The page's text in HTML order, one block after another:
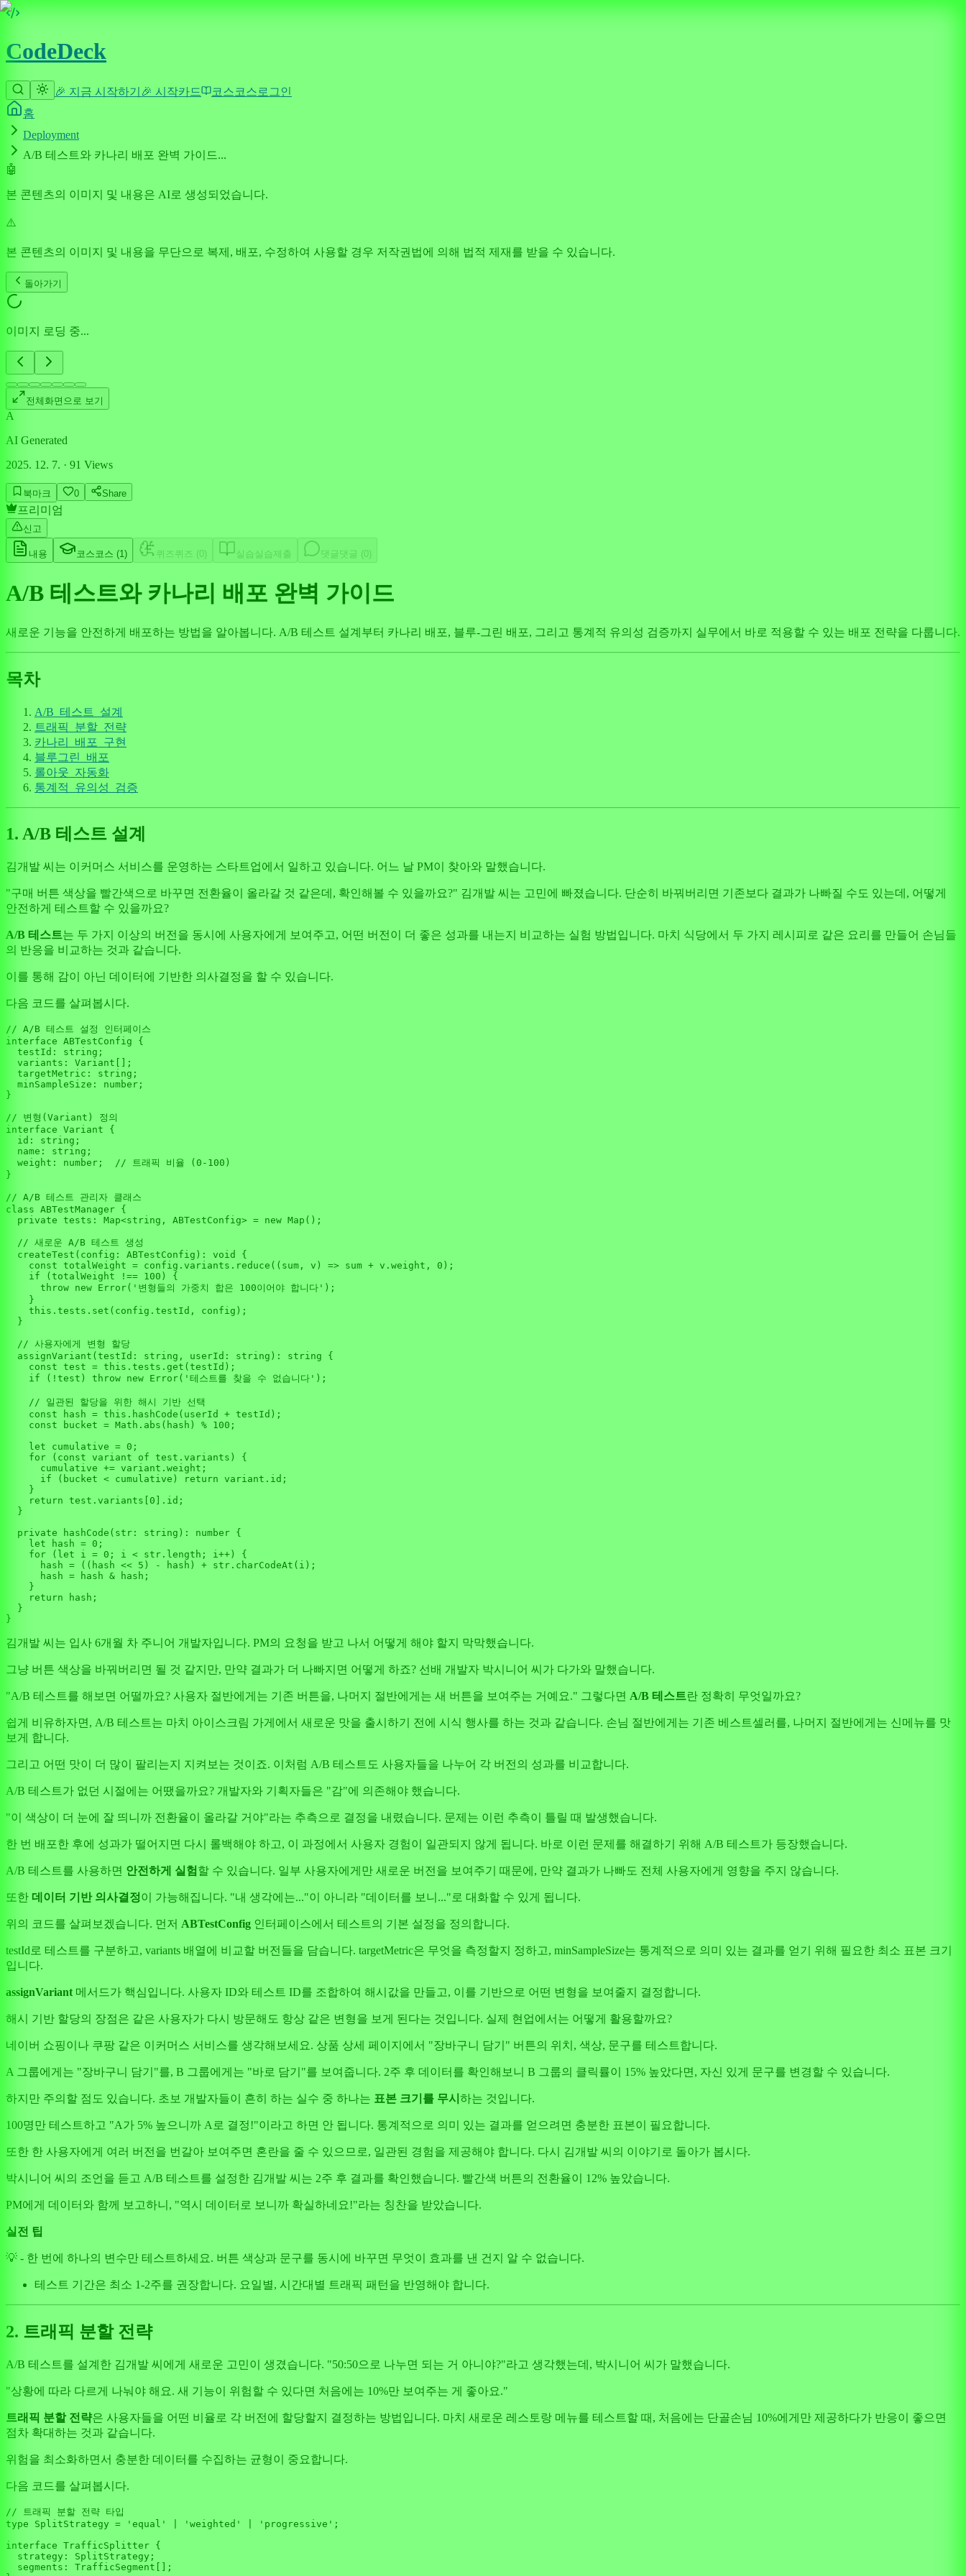
CodeDeck
🎉 지금 시작하기 🎉 시작카드 코스코스 로그인
홈
Deployment
A/B 테스트와 카나리 배포 완벽 가이드...
🤖
본 콘텐츠의 이미지 및 내용은 AI로 생성되었습니다.
⚠️
본 콘텐츠의 이미지 및 내용을 무단으로 복제, 배포, 수정하여 사용할 경우 저작권법에 의해 법적 제재를 받을 수 있습니다.
돌아가기
이미지 로딩 중...
전체화면으로 보기
A
AI Generated
2025. 12. 7. · 91 Views
북마크 0 Share
프리미엄
신고
내용 코스 코스 (1 ) 퀴즈 퀴즈 (0 ) 실습실습제출 댓글 댓글 (0 )
A/B 테스트와 카나리 배포 완벽 가이드
새로운 기능을 안전하게 배포하는 방법을 알아봅니다. A/B 테스트 설계부터 카나리 배포, 블루-그린 배포, 그리고 통계적 유의성 검증까지 실무에서 바로 적용할 수 있는 배포 전략을 다룹니다.
목차
A/B_테스트_설계
트래픽_분할_전략
카나리_배포_구현
블루그린_배포
롤아웃_자동화
통계적_유의성_검증
1. A/B 테스트 설계
김개발 씨는 이커머스 서비스를 운영하는 스타트업에서 일하고 있습니다. 어느 날 PM이 찾아와 말했습니다.
"구매 버튼 색상을 빨간색으로 바꾸면 전환율이 올라갈 것 같은데, 확인해볼 수 있을까요?" 김개발 씨는 고민에 빠졌습니다. 단순히 바꿔버리면 기존보다 결과가 나빠질 수도 있는데, 어떻게
안전하게 테스트할 수 있을까요?
A/B 테스트는 두 가지 이상의 버전을 동시에 사용자에게 보여주고, 어떤 버전이 더 좋은 성과를 내는지 비교하는 실험 방법입니다. 마치 식당에서 두 가지 레시피로 같은 요리를 만들어 손님들
의 반응을 비교하는 것과 같습니다.
이를 통해 감이 아닌 데이터에 기반한 의사결정을 할 수 있습니다.
다음 코드를 살펴봅시다.
// A/B 테스트 설정 인터페이스
interface ABTestConfig {
testId : string ;
variants : Variant [];
targetMetric : string ;
minSampleSize : number ;
}
// 변형(Variant) 정의
interface Variant {
id : string ;
name : string ;
weight : number ; // 트래픽 비율 (0-100)
}
// A/B 테스트 관리자 클래스
class ABTestManager {
private
tests : Map<string , ABTestConfig> = new Map ();
// 새로운 A/B 테스트 생성
createTest ( config : ABTestConfig ): void
{
const totalWeight = config. variants . reduce ( ( sum, v ) => sum + v. weight , 0 );
if (totalWeight !== 100 ) {
throw new Error( '변형들의 가중치 합은 100이어야 합니다' );
    }
this . tests . set (config. testId , config);
  }
// 사용자에게 변형 할당
assignVariant ( testId : string , userId : string ): string {
const test = this . tests . get (testId);
if (!test) throw new Error( '테스트를 찾을 수 없습니다' );
// 일관된 할당을 위한 해시 기반 선택
const hash = this . hashCode (userId + testId);
const bucket = Math . abs (hash) % 100 ;
let cumulative = 0 ;
for ( const variant of test. variants ) {
      cumulative += variant.
weight ;
if (bucket < cumulative) return variant. id ;
    }
return test. variants 0 ]. id ;
  }
private
hashCode ( str : string ): number {
let hash = 0 ;
for ( let i = 0 ; i < str. length ; i++) {
      hash = ((hash <<
5 ) - hash) + str. charCodeAt (i);
      hash = hash & hash;
    }
return hash;
  }
김개발 씨는 입사 6개월 차 주니어 개발자입니다. PM의 요청을 받고 나서 어떻게 해야 할지 막막했습니다.
그냥 버튼 색상을 바꿔버리면 될 것 같지만, 만약 결과가 더 나빠지면 어떻게 하죠? 선배 개발자 박시니어 씨가 다가와 말했습니다.
"A/B 테스트를 해보면 어떨까요? 사용자 절반에게는 기존 버튼을, 나머지 절반에게는 새 버튼을 보여주는 거예요." 그렇다면 A/B 테스트란 정확히 무엇일까요?
쉽게 비유하자면, A/B 테스트는 마치 아이스크림 가게에서 새로운 맛을 출시하기 전에 시식 행사를 하는 것과 같습니다. 손님 절반에게는 기존 베스트셀러를, 나머지 절반에게는 신메뉴를 맛
보게 합니다.
그리고 어떤 맛이 더 많이 팔리는지 지켜보는 것이죠. 이처럼 A/B 테스트도 사용자들을 나누어 각 버전의 성과를 비교합니다.
A/B 테스트가 없던 시절에는 어땠을까요? 개발자와 기획자들은 "감"에 의존해야 했습니다.
"이 색상이 더 눈에 잘 띄니까 전환율이 올라갈 거야"라는 추측으로 결정을 내렸습니다. 문제는 이런 추측이 틀릴 때 발생했습니다.
한 번 배포한 후에 성과가 떨어지면 다시 롤백해야 하고, 이 과정에서 사용자 경험이 일관되지 않게 됩니다. 바로 이런 문제를 해결하기 위해 A/B 테스트가 등장했습니다.
A/B 테스트를 사용하면 안전하게 실험 할 수 있습니다. 일부 사용자에게만 새로운 버전을 보여주기 때문에, 만약 결과가 나빠도 전체 사용자에게 영향을 주지 않습니다.
또한 데이터 기반 의사결정이 가능해집니다. "내 생각에는..."이 아니라 "데이터를 보니..."로 대화할 수 있게 됩니다.
위의 코드를 살펴보겠습니다. 먼저 ABTestConfig 인터페이스에서 테스트의 기본 설정을 정의합니다.
testId로 테스트를 구분하고, variants 배열에 비교할 버전들을 담습니다. targetMetric은 무엇을 측정할지 정하고, minSampleSize는 통계적으로 의미 있는 결과를 얻기 위해 필요한 최소 표본 크기
입니다.
assignVariant 메서드가 핵심입니다. 사용자 ID와 테스트 ID를 조합하여 해시값을 만들고, 이를 기반으로 어떤 변형을 보여줄지 결정합니다.
해시 기반 할당의 장점은 같은 사용자가 다시 방문해도 항상 같은 변형을 보게 된다는 것입니다. 실제 현업에서는 어떻게 활용할까요?
네이버 쇼핑이나 쿠팡 같은 이커머스 서비스를 생각해보세요. 상품 상세 페이지에서 "장바구니 담기" 버튼의 위치, 색상, 문구를 테스트합니다.
A 그룹에게는 "장바구니 담기"를, B 그룹에게는 "바로 담기"를 보여줍니다. 2주 후 데이터를 확인해보니 B 그룹의 클릭률이 15% 높았다면, 자신 있게 문구를 변경할 수 있습니다.
하지만 주의할 점도 있습니다. 초보 개발자들이 흔히 하는 실수 중 하나는 표본 크기를 무시 하는 것입니다.
100명만 테스트하고 "A가 5% 높으니까 A로 결정!"이라고 하면 안 됩니다. 통계적으로 의미 있는 결과를 얻으려면 충분한 표본이 필요합니다.
또한 한 사용자에게 여러 버전을 번갈아 보여주면 혼란을 줄 수 있으므로, 일관된 경험을 제공해야 합니다. 다시 김개발 씨의 이야기로 돌아가 봅시다.
박시니어 씨의 조언을 듣고 A/B 테스트를 설정한 김개발 씨는 2주 후 결과를 확인했습니다. 빨간색 버튼의 전환율이 12% 높았습니다.
PM에게 데이터와 함께 보고하니, "역시 데이터로 보니까 확실하네요!"라는 칭찬을 받았습니다.
실전 팁
💡 - 한 번에 하나의 변수만 테스트하세요. 버튼 색상과 문구를 동시에 바꾸면 무엇이 효과를 낸 건지 알 수 없습니다.
테스트 기간은 최소 1-2주를 권장합니다. 요일별, 시간대별 트래픽 패턴을 반영해야 합니다.
2. 트래픽 분할 전략
A/B 테스트를 설계한 김개발 씨에게 새로운 고민이 생겼습니다. "50:50으로 나누면 되는 거 아니야?"라고 생각했는데, 박시니어 씨가 말했습니다.
"상황에 따라 다르게 나눠야 해요. 새 기능이 위험할 수 있다면 처음에는 10%만 보여주는 게 좋아요."
트래픽 분할 전략은 사용자들을 어떤 비율로 각 버전에 할당할지 결정하는 방법입니다. 마치 새로운 레스토랑 메뉴를 테스트할 때, 처음에는 단골손님 10%에게만 제공하다가 반응이 좋으면
점차 확대하는 것과 같습니다.
위험을 최소화하면서 충분한 데이터를 수집하는 균형이 중요합니다.
다음 코드를 살펴봅시다.
// 트래픽 분할 전략 타입
type
SplitStrategy = 'equal' 'weighted' 'progressive' ;
interface TrafficSplitter {
strategy : SplitStrategy ;
segments : TrafficSegment [];